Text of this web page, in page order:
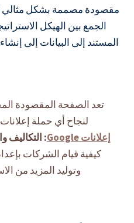
الجمع بين الهيكل
المستند إلى البيانات إلى
تعد الصفحة المقصودة
لنجاح أي حملة إعلانات Google. في المقالة
إعلانات Google
: التكاليف
كيفية قيام الشركات
وتوليد المزيد من